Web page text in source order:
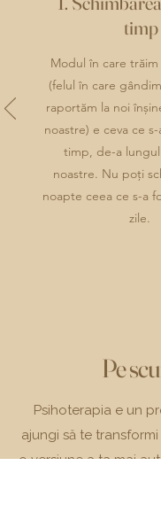
timp
Modul în care
(felul în care
raportăm la noi
noastre) e ceva ce
timp, de-a
noastre. Nu poți
noapte ceea ce s-a
zile.
Pe
Psihoterapia e un
ajungi să te
o versiune a ta mai